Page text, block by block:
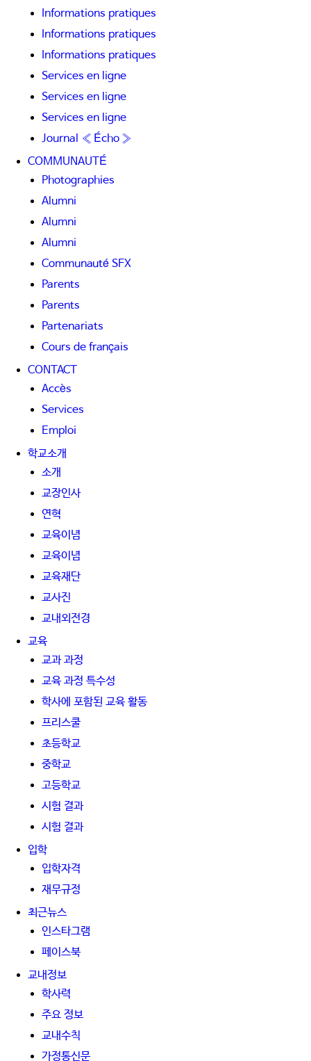
Informations pratiques
Informations pratiques
Informations pratiques
Services en ligne
Services en ligne
Services en ligne
Journal « Écho »
COMMUNAUTÉ
Photographies
Alumni
Alumni
Alumni
Communauté SFX
Parents
Parents
Partenariats
Cours de français
CONTACT
Accès
Services
Emploi
학교소개
소개
교장인사
연혁
교육이념
교육이념
교육재단
교사진
교내외전경
교육
교과 과정
교육 과정 특수성
학사에 포함된 교육 활동
프리스쿨
초등학교
중학교
고등학교
시험 결과
시험 결과
입학
입학자격
재무규정
최근뉴스
인스타그램
페이스북
교내정보
학사력
주요 정보
교내수칙
가정통신문